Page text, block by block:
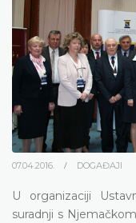
07.04.2016. DOGAĐAJI
U organizaciji
suradnji s